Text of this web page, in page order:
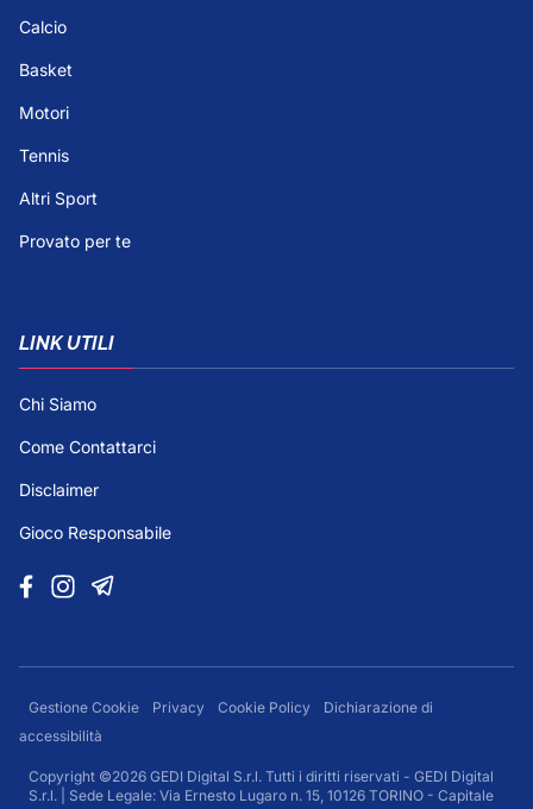
Calcio
Basket
Motori
Tennis
Altri Sport
Provato per te
LINK UTILI
Chi Siamo
Come Contattarci
Disclaimer
Gioco Responsabile
Gestione Cookie Privacy Cookie Policy
Dichiarazione di
accessibilità
Copyright ©2026 GEDI Digital S.r.l. Tutti i diritti riservati - GEDI Digital
S.r.l. | Sede Legale: Via Ernesto Lugaro n. 15, 10126 TORINO - Capitale